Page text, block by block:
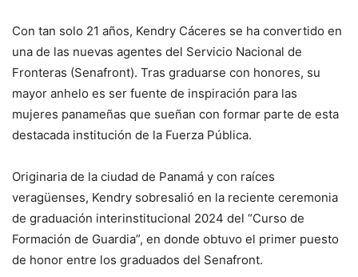
Con tan solo 21 años, Kendry Cáceres se ha convertido en
una de las nuevas agentes del Servicio Nacional de
Fronteras (Senafront). Tras graduarse con honores, su
mayor anhelo es ser fuente de inspiración para las
mujeres panameñas que sueñan con formar parte de esta
destacada institución de la Fuerza Pública.
Originaria de la ciudad de Panamá y con raíces
veragüenses, Kendry sobresalió en la reciente ceremonia
de graduación interinstitucional 2024 del “Curso de
Formación de Guardia”, en donde obtuvo el primer puesto
de honor entre los graduados del Senafront.